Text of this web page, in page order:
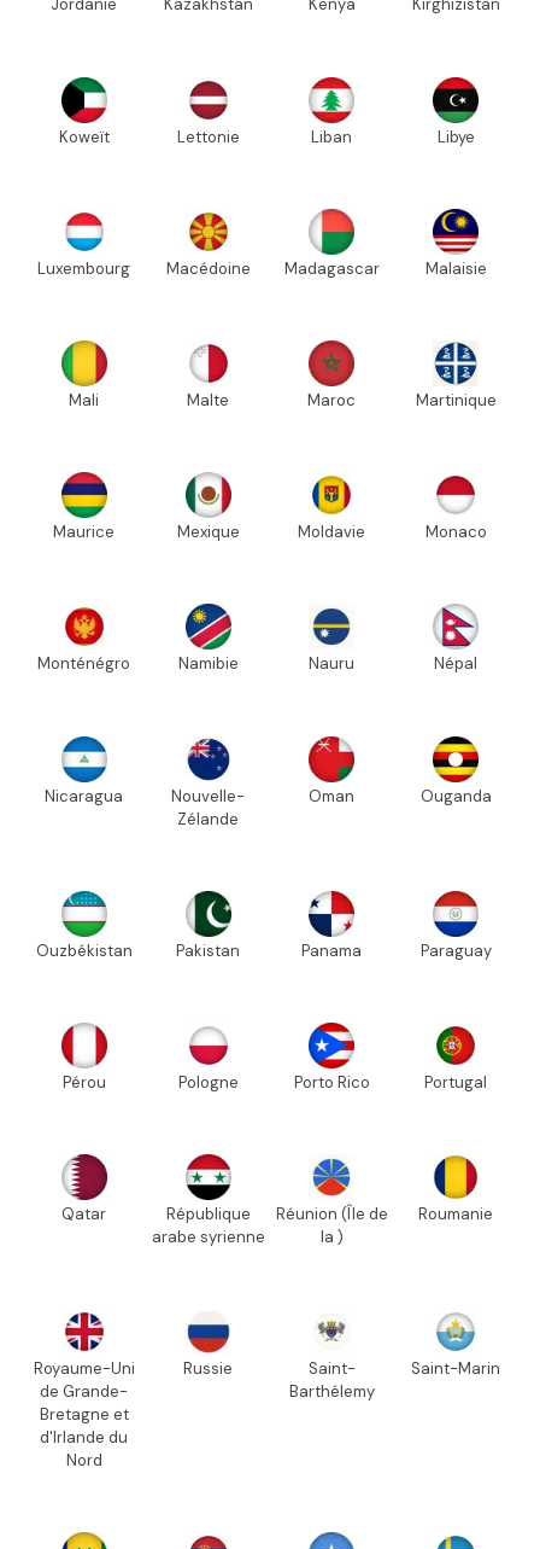
Jordanie Kazakhstan Kenya Kirghizistan
Koweït Lettonie Liban Libye
Luxembourg Macédoine Madagascar Malaisie
Mali Malte Maroc Martinique
Maurice Mexique Moldavie Monaco
Monténégro Namibie Nauru Népal
Nicaragua
Nouvelle-
Zélande
Oman Ouganda
Ouzbékistan Pakistan Panama Paraguay
Pérou Pologne Porto Rico Portugal
Qatar
République
arabe syrienne
Réunion (Île de
la )
Roumanie
Royaume-Uni
de Grande-
Bretagne et
d'Irlande du
Nord
Russie
Saint-
Barthélemy
Saint-Marin